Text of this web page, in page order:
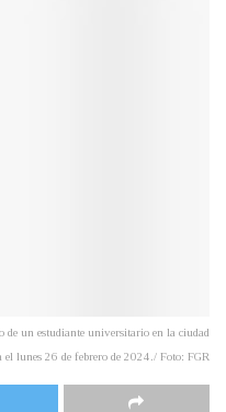
de un estudiante universitario en la ciudad
lunes 26 de febrero de 2024./ Foto: FGR